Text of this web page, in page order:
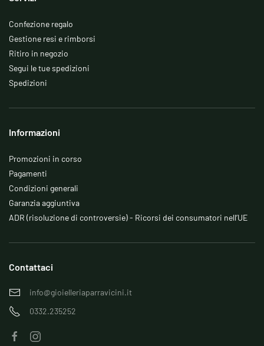
Confezione regalo
Gestione resi e rimborsi
Ritiro in negozio
Segui le tue spedizioni
Spedizioni
Informazioni
Promozioni in corso
Pagamenti
Condizioni generali
Garanzia aggiuntiva
ADR (risoluzione di controversie) - Ricorsi dei consumatori nell’UE
Contattaci
info@gioielleriaparravicini.it
0332.235252